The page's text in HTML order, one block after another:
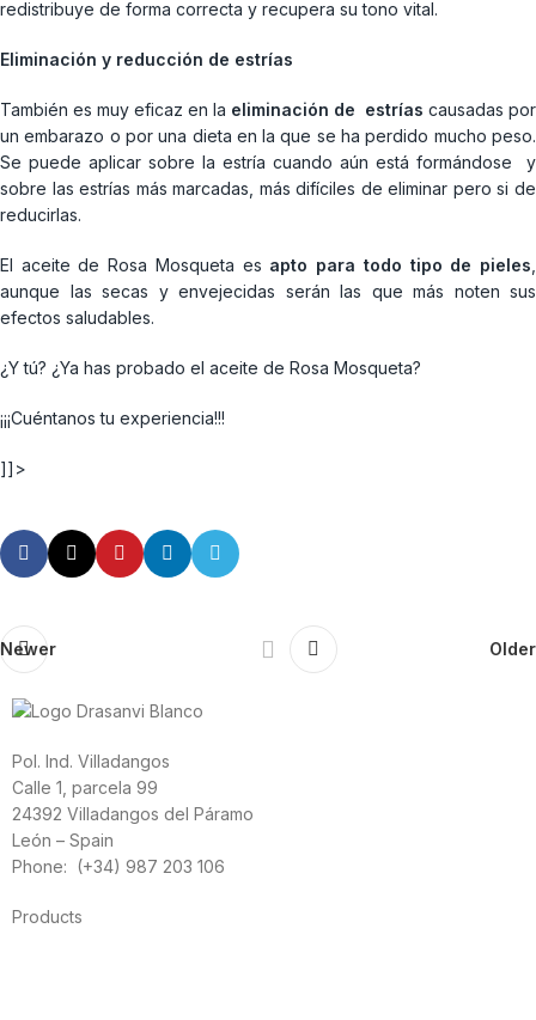
redistribuye de forma correcta y recupera su tono vital.
Eliminación y reducción de estrías
También es muy eficaz en la eliminación de estrías causadas por
un embarazo o por una dieta en la que se ha perdido mucho peso.
Se puede aplicar sobre la estría cuando aún está formándose y
sobre las estrías más marcadas, más difíciles de eliminar pero si de
reducirlas.
El aceite de Rosa Mosqueta es apto para todo tipo de pieles
aunque las secas y envejecidas serán las que más noten sus
efectos saludables.
¿Y tú? ¿Ya has probado el aceite de Rosa Mosqueta?
¡¡¡Cuéntanos tu experiencia!!!
]]>
Newer Older
Pol. Ind. Villadangos
Calle 1, parcela 99
24392 Villadangos del Páramo
León – Spain
Phone: (+34) 987 203 106
Products